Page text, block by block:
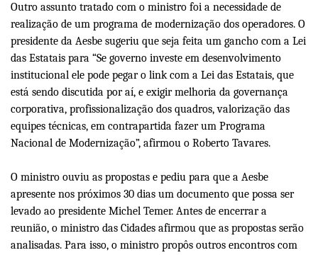
Outro assunto tratado com o ministro foi a necessidade de
realização de um programa de modernização dos operadores. O
presidente da Aesbe sugeriu que seja feita um gancho com a Lei
das Estatais para “Se governo investe em desenvolvimento
institucional ele pode pegar o link com a Lei das Estatais, que
está sendo discutida por aí, e exigir melhoria da governança
corporativa, profissionalização dos quadros, valorização das
equipes técnicas, em contrapartida fazer um Programa
Nacional de Modernização”, afirmou o Roberto Tavares.
O ministro ouviu as propostas e pediu para que a Aesbe
apresente nos próximos 30 dias um documento que possa ser
levado ao presidente Michel Temer. Antes de encerrar a
reunião, o ministro das Cidades afirmou que as propostas serão
analisadas. Para isso, o ministro propôs outros encontros com